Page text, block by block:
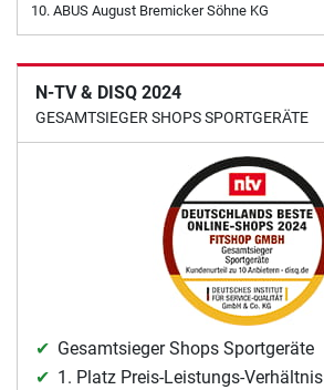
ABUS August Bremicker Söhne KG
N-TV & DISQ 2024
GESAMTSIEGER SHOPS SPORTGERÄTE
Gesamtsieger Shops Sportgeräte
1. Platz Preis-Leistungs-Verhältnis